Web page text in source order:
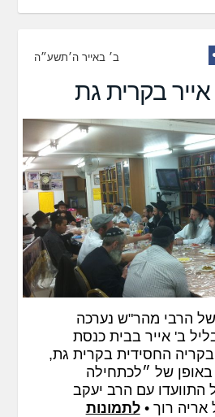
ב׳ באייר ה׳תשע״ה
בקרית גת
של הרבי מהר"ש נערכה
ב' אייר בבית כנסת
החסידית בקרית גת,
של ״לכתחילה
עם הרב יעקב
אריה רוך •לתמונות